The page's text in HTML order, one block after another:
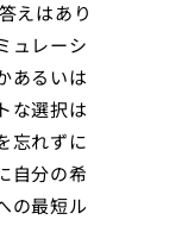
えはあり
ュレーシ
あるいは
な選択は
忘れずに
自分の希
の最短ル